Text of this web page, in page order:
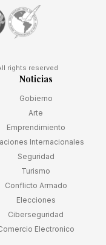
rights reserved
Noticias
Gobierno
Arte
Emprendimiento
Internacionales
Seguridad
Turismo
Conflicto Armado
Elecciones
Ciberseguridad
Electronico